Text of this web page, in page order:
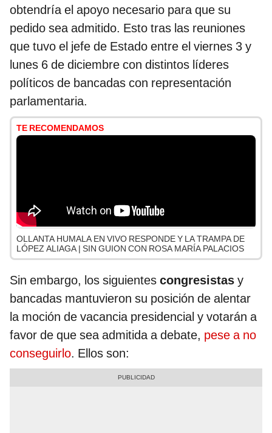
obtendría el apoyo necesario para que su
pedido sea admitido. Esto tras las reuniones
que tuvo el jefe de Estado entre el viernes 3 y
lunes 6 de diciembre con distintos líderes
políticos de bancadas con representación
parlamentaria.
TE RECOMENDAMOS
OLLANTA HUMALA EN VIVO RESPONDE Y LA TRAMPA DE
LÓPEZ ALIAGA | SIN GUION CON ROSA MARÍA PALACIOS
Sin embargo, los siguientes congresistas y
bancadas mantuvieron su posición de alentar
la moción de vacancia presidencial y votarán a
favor de que sea admitida a debate, pese a no
conseguirlo. Ellos son: